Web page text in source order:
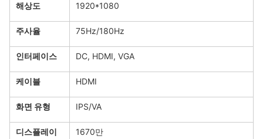
해상도 1920*1080
주사율 75Hz/180Hz
인터페이스 DC, HDMI, VGA
케이블 HDMI
화면 유형 IPS/VA
디스플레이
1670만